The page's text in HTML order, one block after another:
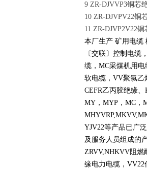
9 ZR-DJVVP3铜芯
10 ZR-DJVPV22铜
11 ZR-DJVP2V22
本厂生产 矿用电缆
〔交联〕控制电缆
缆， MC采煤机用电
软电缆， VV聚氯乙
CEFR乙丙胶绝缘、
MY ， MYP ， MC ，
YJV22等产品已广
及服务人员组成的
ZRVV,NHKVV阻燃
缘电力电缆， VV22